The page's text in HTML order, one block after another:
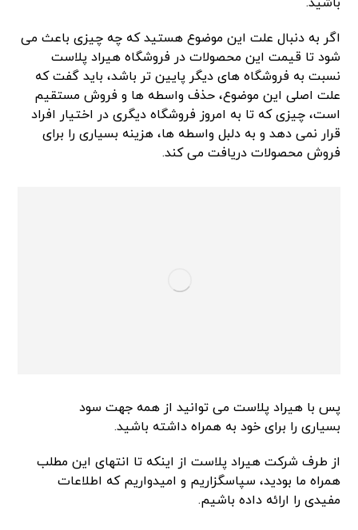
اگر به دنبال علت این موضوع هستید که چه چیزی باعث می
شود تا قیمت این محصولات در فروشگاه هیراد پلاست
نسبت به فروشگاه های دیگر پایین تر باشد، باید گفت که
علت اصلی این موضوع، حذف واسطه ها و فروش مستقیم
است، چیزی که تا به امروز فروشگاه دیگری در اختیار افراد
قرار نمی دهد و به دلبل واسطه ها، هزینه بسیاری را برای
فروش محصولات دریافت می کند.
پس با هیراد پلاست می توانید از همه جهت سود
بسیاری را برای خود به همراه داشته باشید.
از طرف شرکت هیراد پلاست از اینکه تا انتهای این مطلب
همراه ما بودید، سپاسگزاریم و امیدواریم که اطلاعات
مفیدی را ارائه داده باشیم.